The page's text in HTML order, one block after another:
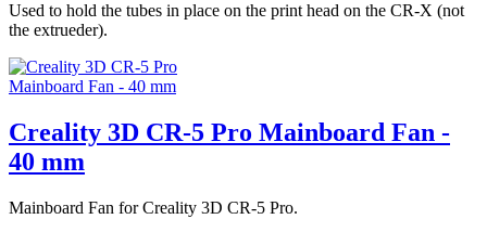
Used to hold the tubes in place on the print head on the CR-X (not
the extrueder).
Creality 3D CR-5 Pro Mainboard Fan -
40 mm
Mainboard Fan for Creality 3D CR-5 Pro.